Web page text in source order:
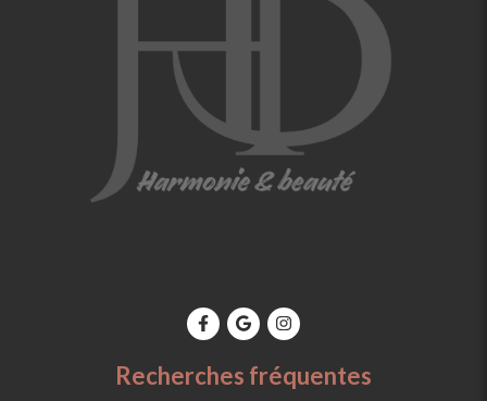
Recherches fréquentes